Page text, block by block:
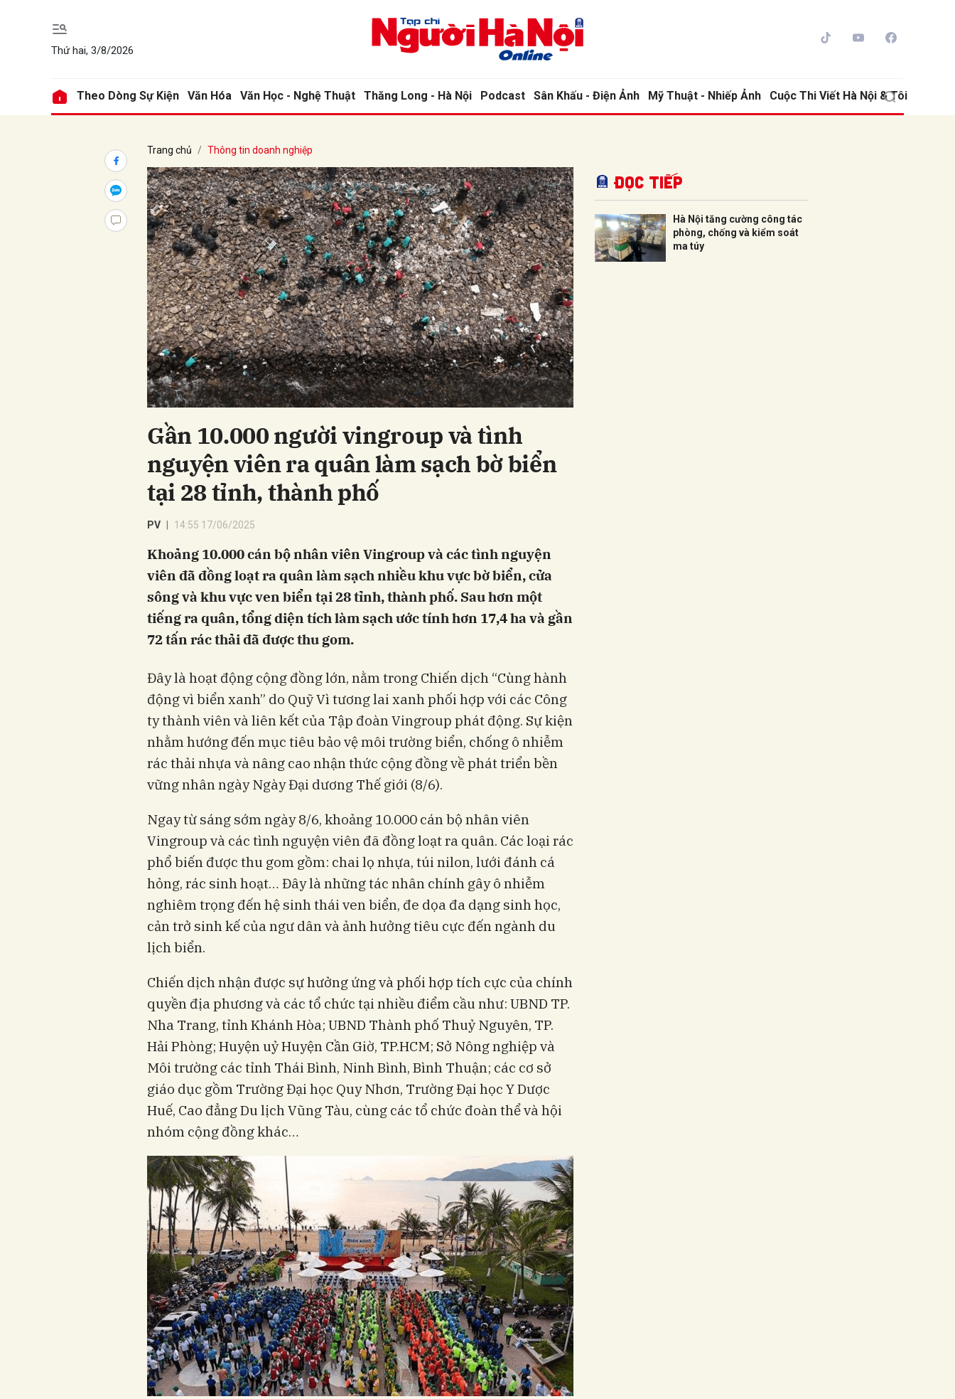
Thứ hai, 3/8/2026
Theo Dòng Sự Kiện Văn Hóa Văn Học - Nghệ Thuật Thăng Long - Hà Nội Podcast Sân Khấu - Điện Ảnh Mỹ Thuật - Nhiếp Ảnh Cuộc Thi Viết Hà Nội & Tôi
Trang chủ Thông tin doanh nghiệp
Gần 10.000 người vingroup và tình
nguyện viên ra quân làm sạch bờ biển
tại 28 tỉnh, thành phố
PV 14:55 17/06/2025
Khoảng 10.000 cán bộ nhân viên Vingroup và các tình nguyện
viên đã đồng loạt ra quân làm sạch nhiều khu vực bờ biển, cửa
sông và khu vực ven biển tại 28 tỉnh, thành phố. Sau hơn một
tiếng ra quân, tổng diện tích làm sạch ước tính hơn 17,4 ha và gần
72 tấn rác thải đã được thu gom.
Đây là hoạt động cộng đồng lớn, nằm trong Chiến dịch “Cùng hành
động vì biển xanh” do Quỹ Vì tương lai xanh phối hợp với các Công
ty thành viên và liên kết của Tập đoàn Vingroup phát động. Sự kiện
nhằm hướng đến mục tiêu bảo vệ môi trường biển, chống ô nhiễm
rác thải nhựa và nâng cao nhận thức cộng đồng về phát triển bền
vững nhân ngày Ngày Đại dương Thế giới (8/6).
Ngay từ sáng sớm ngày 8/6, khoảng 10.000 cán bộ nhân viên
Vingroup và các tình nguyện viên đã đồng loạt ra quân. Các loại rác
phổ biến được thu gom gồm: chai lọ nhựa, túi nilon, lưới đánh cá
hỏng, rác sinh hoạt… Đây là những tác nhân chính gây ô nhiễm
nghiêm trọng đến hệ sinh thái ven biển, đe dọa đa dạng sinh học,
cản trở sinh kế của ngư dân và ảnh hưởng tiêu cực đến ngành du
lịch biển.
Chiến dịch nhận được sự hưởng ứng và phối hợp tích cực của chính
quyền địa phương và các tổ chức tại nhiều điểm cầu như: UBND TP.
Nha Trang, tỉnh Khánh Hòa; UBND Thành phố Thuỷ Nguyên, TP.
Hải Phòng; Huyện uỷ Huyện Cần Giờ, TP.HCM; Sở Nông nghiệp và
Môi trường các tỉnh Thái Bình, Ninh Bình, Bình Thuận; các cơ sở
giáo dục gồm Trường Đại học Quy Nhơn, Trường Đại học Y Dược
Huế, Cao đẳng Du lịch Vũng Tàu, cùng các tổ chức đoàn thể và hội
nhóm cộng đồng khác…
Đọc tiếp
Hà Nội tăng cường công tác
phòng, chống và kiểm soát
ma túy
Hủy Gửi